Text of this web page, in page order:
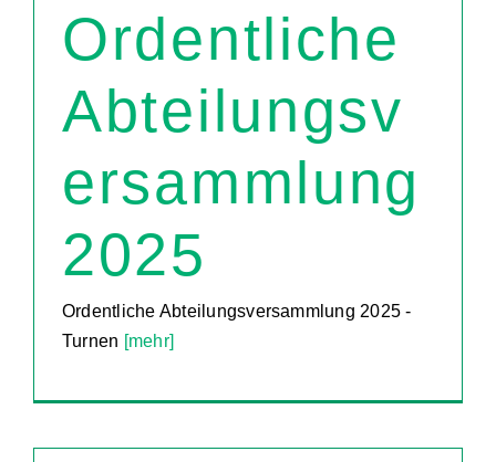
Ordentliche
Abteilungsv
ersammlung
2025
Ordentliche Abteilungsversammlung 2025 -
Turnen [mehr]